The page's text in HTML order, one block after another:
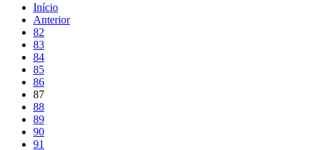
Início
Anterior
82
83
84
85
86
87
88
89
90
91